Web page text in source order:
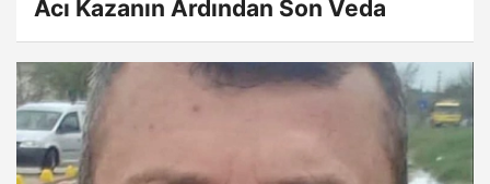
Acı Kazanın Ardından Son Veda